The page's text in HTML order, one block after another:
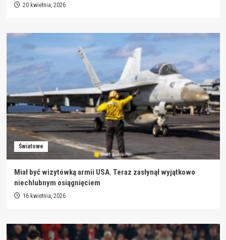
20 kwietnia, 2026
Światowe
Miał być wizytówką armii USA. Teraz zasłynął wyjątkowo
niechlubnym osiągnięciem
16 kwietnia, 2026